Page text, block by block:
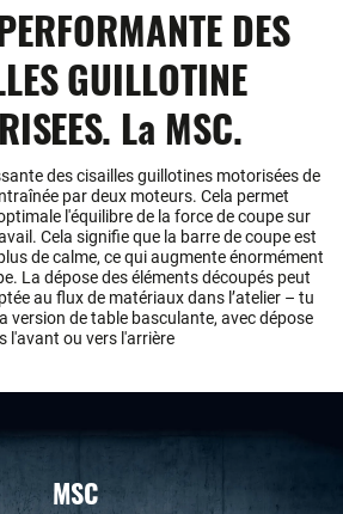
DES
GUILLOTINE
La MSC.
des cisailles guillotines motorisées de
par deux moteurs. Cela permet
l'équilibre de la force de coupe sur
Cela signifie que la barre de coupe est
de calme, ce qui augmente énormément
La dépose des éléments découpés peut
au flux de matériaux dans l’atelier – tu
version de table basculante, avec dépose
l'avant ou vers l'arrière
MSC